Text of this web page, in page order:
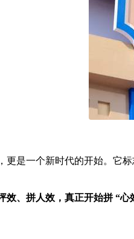
更是一个新时代的开始。它
效、拼人效，真正开始拼 “心